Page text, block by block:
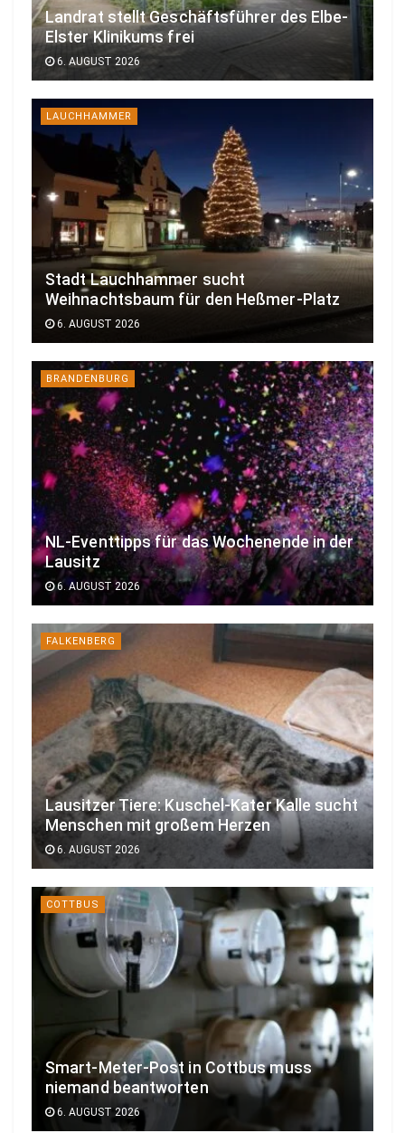
Landrat stellt Geschäftsführer des Elbe-
Elster Klinikums frei
6. AUGUST 2026
LAUCHHAMMER
Stadt Lauchhammer sucht
Weihnachtsbaum für den Heßmer-Platz
6. AUGUST 2026
BRANDENBURG
NL-Eventtipps für das Wochenende in der
Lausitz
6. AUGUST 2026
FALKENBERG
Lausitzer Tiere: Kuschel-Kater Kalle sucht
Menschen mit großem Herzen
6. AUGUST 2026
COTTBUS
Smart-Meter-Post in Cottbus muss
niemand beantworten
6. AUGUST 2026